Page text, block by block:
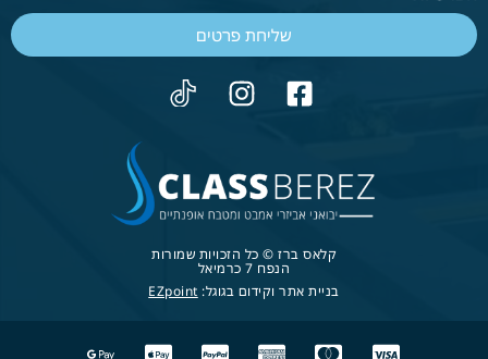
שליחת פרטים
קלאס ברז © כל הזכויות שמורות
הנפח 7 כרמיאל
בניית אתר וקידום בגוגל: EZpoint